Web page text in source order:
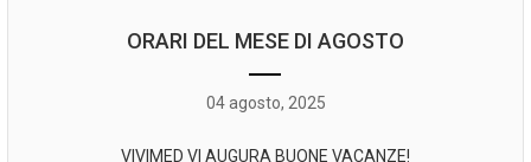
ORARI DEL MESE DI AGOSTO
04 agosto, 2025
VIVIMED VI AUGURA BUONE VACANZE!